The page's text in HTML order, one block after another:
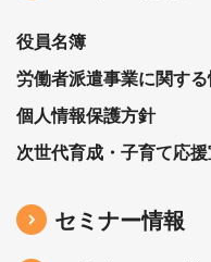
役員名簿
労働者派遣事業に関する
個人情報保護方針
次世代育成・子育て応
セミナー情報